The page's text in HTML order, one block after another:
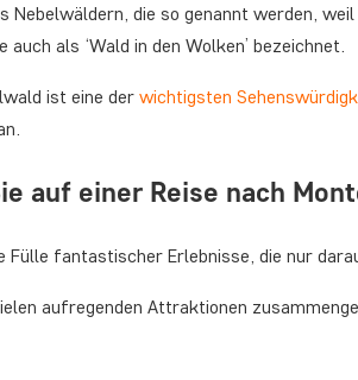
Nebelwäldern, die so genannt werden,
auch als ‘Wald in den Wolken’ bezeichnet.
ist eine der wichtigsten
auf einer Reise nach
Fülle fantastischer Erlebnisse, die nur
aufregenden Attraktionen